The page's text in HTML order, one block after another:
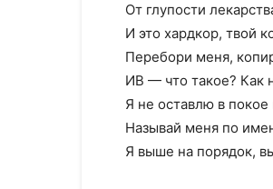
От глупости
И это хардкор, твой
Перебори меня,
ИВ — что такое? Как
Я не оставлю в покое
Называй меня по
Я выше на порядок,